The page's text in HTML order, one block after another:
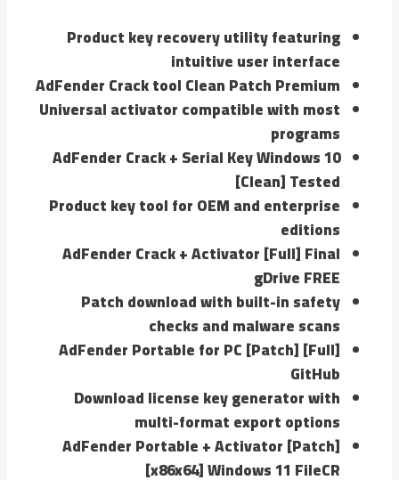
Product key recovery utility featuring
intuitive user interface
AdFender Crack tool Clean Patch Premium
Universal activator compatible with most
programs
AdFender Crack + Serial Key Windows 10
[Clean] Tested
Product key tool for OEM and enterprise
editions
AdFender Crack + Activator [Full] Final
gDrive FREE
Patch download with built-in safety
checks and malware scans
AdFender Portable for PC [Patch] [Full]
GitHub
Download license key generator with
multi-format export options
AdFender Portable + Activator [Patch]
[x86x64] Windows 11 FileCR